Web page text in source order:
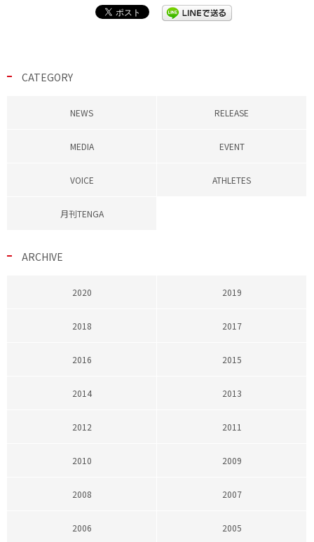
CATEGORY
NEWS RELEASE
MEDIA EVENT
VOICE ATHLETES
月刊TENGA
ARCHIVE
2020 2019
2018 2017
2016 2015
2014 2013
2012 2011
2010 2009
2008 2007
2006 2005